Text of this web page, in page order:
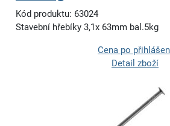
Kód produktu: 63024
Stavební hřebíky 3,1x 63mm bal.5kg
Cena po
Detail zboží